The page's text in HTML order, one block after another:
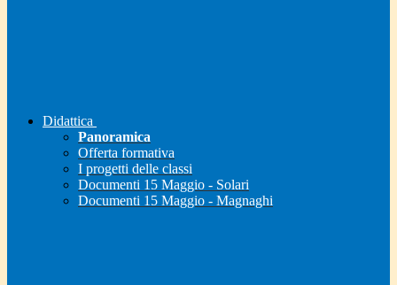
Didattica
Panoramica
Offerta formativa
I progetti delle classi
Documenti 15 Maggio - Solari
Documenti 15 Maggio - Magnaghi